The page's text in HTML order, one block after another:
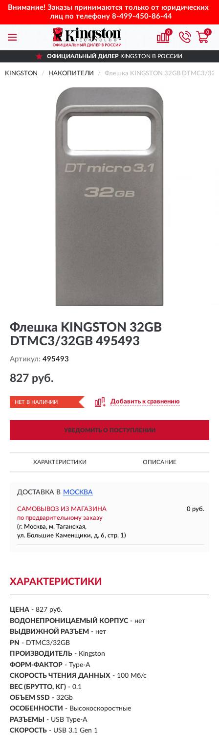
Внимание! Заказы принимаются только от юридических
лиц по телефону 8-499-450-86-44
0 0
ОФИЦИАЛЬНЫЙ ДИЛЕР KINGSTON В РОССИИ
KINGSTON НАКОПИТЕЛИ Флешка KINGSTON 32GB DTMC3/
Флешка KINGSTON 32GB
DTMC3/32GB 495493
Артикул: 495493
827 руб.
НЕТ В НАЛИЧИИ Добавить к сравнению
УВЕДОМИТЬ О ПОСТУПЛЕНИИ
ХАРАКТЕРИСТИКИ ОПИСАНИЕ
ДОСТАВКА В МОСКВА
САМОВЫВОЗ ИЗ МАГАЗИНА
0 руб.
по предварительному заказу
(г. Москва, м. Таганская,
ул. Большие Каменщики, д. 6, стр. 1)
ХАРАКТЕРИСТИКИ
ЦЕНА - 827 руб.
ВОДОНЕПРОНИЦАЕМЫЙ КОРПУС - нет
ВЫДВИЖНОЙ РАЗЪЕМ - нет
PN - DTMC3/32GB
ПРОИЗВОДИТЕЛЬ - Kingston
ФОРМ-ФАКТОР - Type-A
СКОРОСТЬ ЧТЕНИЯ ДАННЫХ - 100 Мб/с
ВЕС (БРУТТО, КГ) - 0.1
ОБЪЕМ SSD - 32Gb
ОСОБЕННОСТИ - Высокоскоростные
РАЗЪЕМЫ
- USB Type-A
СКОРОСТЬ - USB 3.1 Gen 1